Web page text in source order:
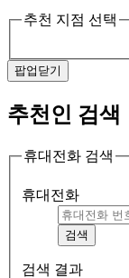
추천 지점 선택
팝업닫기
추천인 검색
휴대전화 검색
휴대전화
검색
검색 결과